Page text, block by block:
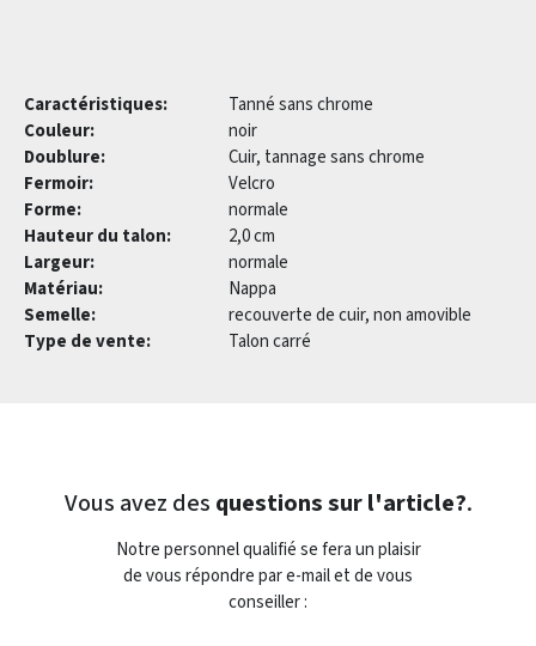
Caractéristiques:
Tanné sans chrome
Couleur:
noir
Doublure:
Cuir, tannage sans chrome
Fermoir:
Velcro
Forme:
normale
Hauteur du talon:
2,0 cm
Largeur:
normale
Matériau:
Nappa
Semelle:
recouverte de cuir, non amovible
Type de vente:
Talon carré
Vous avez des questions sur l'article?.
Notre personnel qualifié se fera un plaisir
de vous répondre par e-mail et de vous
conseiller :